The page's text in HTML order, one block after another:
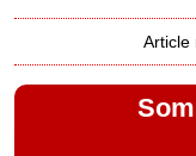
Article